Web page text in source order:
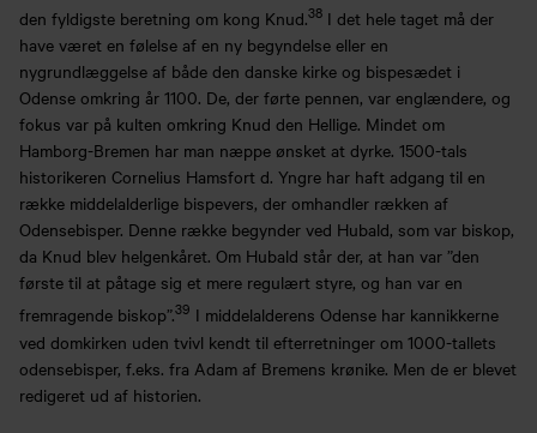
den fyldigste beretning om kong Knud.38 I det hele taget må der
have været en følelse af en ny begyndelse eller en
nygrundlæggelse af både den danske kirke og bispesædet i
Odense omkring år 1100. De, der førte pennen, var englændere, og
fokus var på kulten omkring Knud den Hellige. Mindet om
Hamborg-Bremen har man næppe ønsket at dyrke. 1500-tals
historikeren Cornelius Hamsfort d. Yngre har haft adgang til en
række middelalderlige bispevers, der omhandler rækken af
Odensebisper. Denne række begynder ved Hubald, som var biskop,
da Knud blev helgenkåret. Om Hubald står der, at han var ”den
første til at påtage sig et mere regulært styre, og han var en
fremragende biskop”.39 I middelalderens Odense har kannikkerne
ved domkirken uden tvivl kendt til efterretninger om 1000-tallets
odensebisper, f.eks. fra Adam af Bremens krønike. Men de er blevet
redigeret ud af historien.